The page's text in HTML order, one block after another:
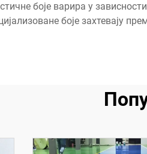
боје варира у
боје захтевају